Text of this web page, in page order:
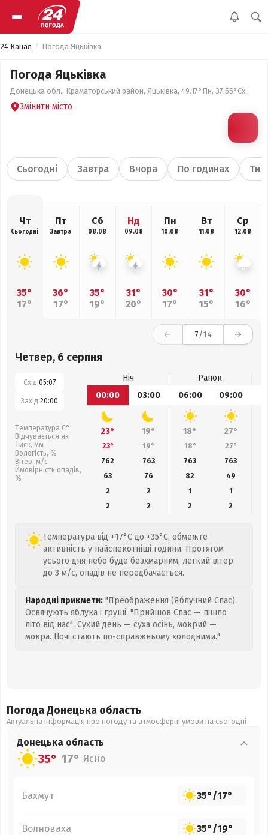
24 Канал Погода Яцьківка
Погода Яцьківка
Донецька обл., Краматорський район, Яцьківка, 49.17°Пн, 37.55°Сх
Змінити місто
Сьогодні Завтра Вчора По годинах
Чт
Сьогодні
35°
17°
Пт
Завтра
36°
17°
Сб
08.08
35°
19°
Нд
09.08
31°
20°
Пн
10.08
30°
17°
Вт
11.08
31°
15°
Ср
12.08
30°
16°
7/14
Четвер, 6 серпня
Схід:05:07
Захід:20:00
Температура С°
Відчувається як
Тиск, мм
Вологість, %
Вітер, м/с
Ймовірність опадів,
%
Ніч
Ранок
00:00
03:00 06:00 09:00
23° 19° 18° 27°
23° 19° 18° 27°
762
763 763 763
63
76 82 49
2
2 1
1
2
2 2 2
Температура від +17°C до +35°C, обмежте
активність у найспекотніші години. Протягом
усього дня небо буде безхмарним, легкий вітер
до 3 м/с, опадів не передбачається.
Народні прикмети: "Преображення (Яблучний Спас).
Освячують яблука і груші. "Прийшов Спас — пішло
літо від нас". Сухий день — суха осінь, мокрий —
мокра. Ночі стають по-справжньому холодними."
Погода Донецька область
Актуальна інформація про погоду та атмосферні умови на сьогодні
Донецька область
35° 17° Ясно
Бахмут 35°/17°
Волноваха 35°/19°